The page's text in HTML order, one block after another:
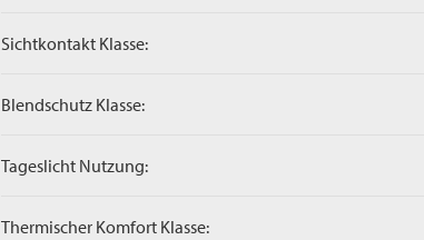
Sichtkontakt Klasse:
Blendschutz Klasse:
Tageslicht Nutzung:
Thermischer Komfort Klasse: